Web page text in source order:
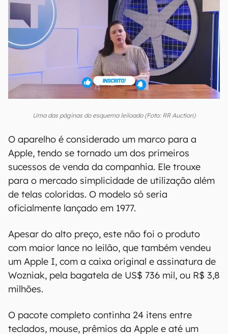
Uma das páginas do esquema leiloado (Foto: RR Auction)
O aparelho é considerado um marco para a
Apple, tendo se tornado um dos primeiros
sucessos de venda da companhia. Ele trouxe
para o mercado simplicidade de utilização além
de telas coloridas. O modelo só seria
oficialmente lançado em 1977.
Apesar do alto preço, este não foi o produto
com maior lance no leilão, que também vendeu
um Apple I, com a caixa original e assinatura de
Wozniak, pela bagatela de US$ 736 mil, ou R$ 3,8
milhões.
O pacote completo continha 24 itens entre
teclados, mouse, prêmios da Apple e até um